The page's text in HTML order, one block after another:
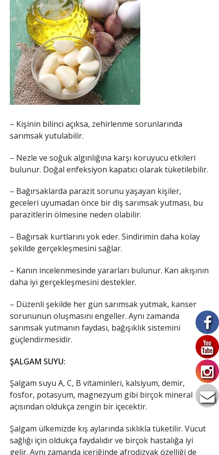
– Kişinin bilinci açıksa, zehirlenme sorunlarında
sarımsak yutulabilir.
– Nezle ve soğuk algınlığına karşı koruyucu etkileri
bulunur. Doğal enfeksiyon kapatıcı olarak tüketilebilir.
– Bağırsaklarda parazit sorunu yaşayan kişiler,
geceleri uyumadan önce bir diş sarımsak yutması, bu
parazitlerin ölmesine neden olabilir.
– Bağırsak kurtlarını yok eder. Sindirimin daha kolay
şekilde gerçekleşmesini sağlar.
– Kanın incelenmesinde yararları bulunur. Kan akışının
daha iyi gerçekleşmesini destekler.
– Düzenli şekilde her gün sarımsak yutmak, kanser
sorununun oluşmasını engeller. Aynı zamanda
sarımsak yutmanın faydası, bağışıklık sistemini
güçlendirmesidir.
ŞALGAM SUYU:
Şalgam suyu A, C, B vitaminleri, kalsiyum, demir,
fosfor, potasyum, magnezyum gibi birçok mineral
açısından oldukça zengin bir içecektir.
Şalgam ülkemizde kış aylarında sıklıkla tüketilir. Vücut
sağlığı için oldukça faydalıdır ve birçok hastalığa iyi
gelir. Aynı zamanda içeriğinde afrodizyak özelliği de